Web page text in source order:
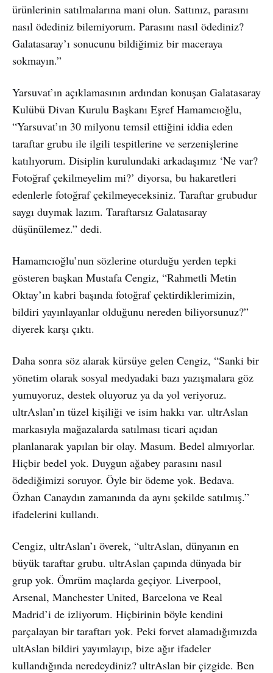
ürünlerinin satılmalarına mani olun. Sattınız, parasını
nasıl ödediniz bilemiyorum. Parasını nasıl ödediniz?
Galatasaray’ı sonucunu bildiğimiz bir maceraya
sokmayın.”
Yarsuvat’ın açıklamasının ardından konuşan Galatasaray
Kulübü Divan Kurulu Başkanı Eşref Hamamcıoğlu,
“Yarsuvat’ın 30 milyonu temsil ettiğini iddia eden
taraftar grubu ile ilgili tespitlerine ve serzenişlerine
katılıyorum. Disiplin kurulundaki arkadaşımız ‘Ne var?
Fotoğraf çekilmeyelim mi?’ diyorsa, bu hakaretleri
edenlerle fotoğraf çekilmeyeceksiniz. Taraftar grubudur
saygı duymak lazım. Taraftarsız Galatasaray
düşünülemez.” dedi.
Hamamcıoğlu’nun sözlerine oturduğu yerden tepki
gösteren başkan Mustafa Cengiz, “Rahmetli Metin
Oktay’ın kabri başında fotoğraf çektirdiklerimizin,
bildiri yayınlayanlar olduğunu nereden biliyorsunuz?”
diyerek karşı çıktı.
Daha sonra söz alarak kürsüye gelen Cengiz, “Sanki bir
yönetim olarak sosyal medyadaki bazı yazışmalara göz
yumuyoruz, destek oluyoruz ya da yol veriyoruz.
ultrAslan’ın tüzel kişiliği ve isim hakkı var. ultrAslan
markasıyla mağazalarda satılması ticari açıdan
planlanarak yapılan bir olay. Masum. Bedel almıyorlar.
Hiçbir bedel yok. Duygun ağabey parasını nasıl
ödediğimizi soruyor. Öyle bir ödeme yok. Bedava.
Özhan Canaydın zamanında da aynı şekilde satılmış.”
ifadelerini kullandı.
Cengiz, ultrAslan’ı överek, “ultrAslan, dünyanın en
büyük taraftar grubu. ultrAslan çapında dünyada bir
grup yok. Ömrüm maçlarda geçiyor. Liverpool,
Arsenal, Manchester United, Barcelona ve Real
Madrid’i de izliyorum. Hiçbirinin böyle kendini
parçalayan bir taraftarı yok. Peki forvet alamadığımızda
ultAslan bildiri yayımlayıp, bize ağır ifadeler
kullandığında neredeydiniz? ultrAslan bir çizgide. Ben